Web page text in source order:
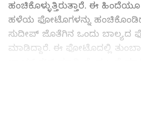
ಹಂಚಿಕೊಳ್ಳುತ್ತಿರುತ್ತಾರೆ. ಈ ಹಿಂದೆಯೂ
ಹಳೆಯ ಫೋಟೊಗಳನ್ನು
ಸುದೀಪ್ ಜೊತೆಗಿನ ಒಂದು ಬಾಲ್ಯದ
ಮಾಡಿದ್ದಾರೆ. ಈ ಫೋಟೊದಲ್ಲಿ